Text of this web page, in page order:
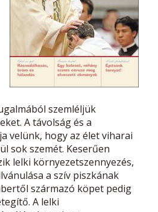
szemléljük
A távolság és a
velünk, hogy az élet viharai
sok szemét. Keserűen
lelki környezetszennyezés,
a szív piszkának
származó köpet pedig
A lelki